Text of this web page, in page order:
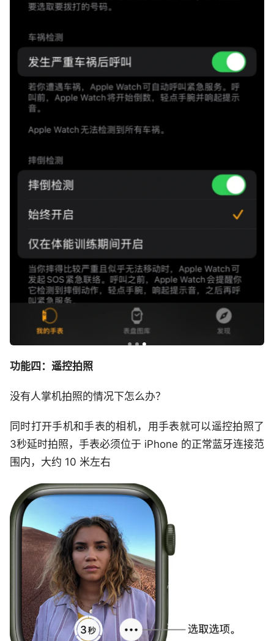
功能四：遥控拍照
没有人掌机拍照的情况下怎么办？
同时打开手机和手表的相机，用手表就可以遥控拍照了
3秒延时拍照，手表必须位于 iPhone 的正常蓝牙连接范
围内，大约 10 米左右